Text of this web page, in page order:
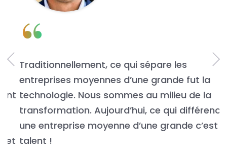
“
Traditionnellement, ce qui sépare les
entreprises moyennes d’une grande fut la
technologie. Nous sommes au milieu de la
transformation. Aujourd’hui, ce qui différencie
une entreprise moyenne d’une grande c’est le
talent !